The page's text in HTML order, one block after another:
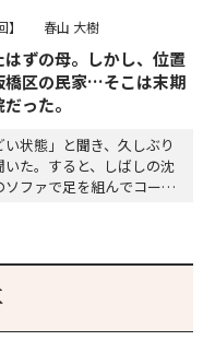
】 春山 大樹
ずの母。しかし、位置
橋区の民家…そこは末期
った。
状態」と聞き、久しぶり
た。すると、しばしの沈
ファで足を組んでコーヒ
り私はあなたの超…